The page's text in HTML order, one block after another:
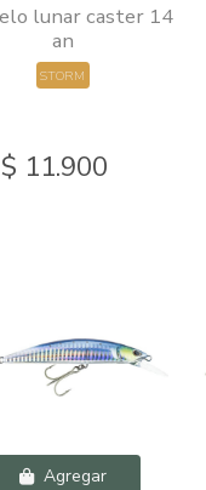
lunar caster 14
an
STORM
$ 11.900
Agregar